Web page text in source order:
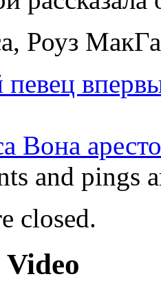
Роуз
Вона
and pings
closed.